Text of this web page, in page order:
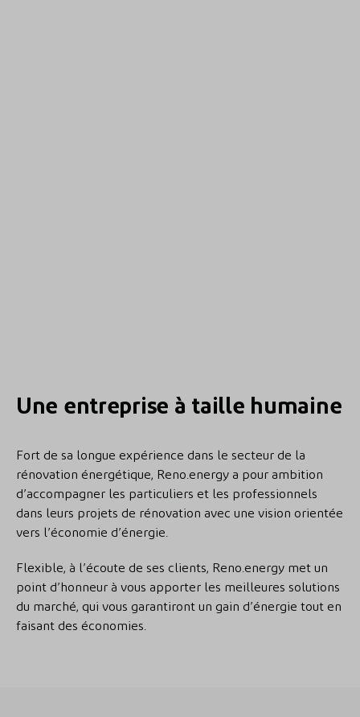
Une entreprise à taille humaine
Fort de sa longue expérience dans le secteur de la
rénovation énergétique, Reno.energy a pour ambition
d’accompagner les particuliers et les professionnels
dans leurs projets de rénovation avec une vision orientée
vers l’économie d’énergie.
Flexible, à l’écoute de ses clients, Reno.energy met un
point d’honneur à vous apporter les meilleures solutions
du marché, qui vous garantiront un gain d’énergie tout en
faisant des économies.